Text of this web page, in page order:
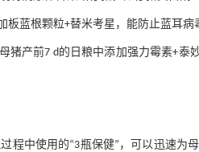
板蓝根颗粒+替米考星，能防止蓝耳
猪产前7 d的日粮中添加强力霉素+
程中使用的“3瓶保健”，可以迅速为